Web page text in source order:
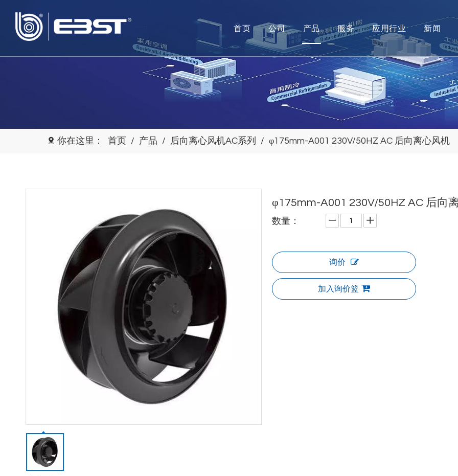
首页 公司 产品 服务 应用行业 新闻
你在这里： 首页 / 产品 / 后向离心风机AC系列 / φ175mm-A001 230V/50HZ AC 后向离心风机
φ175mm-A001 230V/50HZ AC 后向
数量：
询价
加入询价篮